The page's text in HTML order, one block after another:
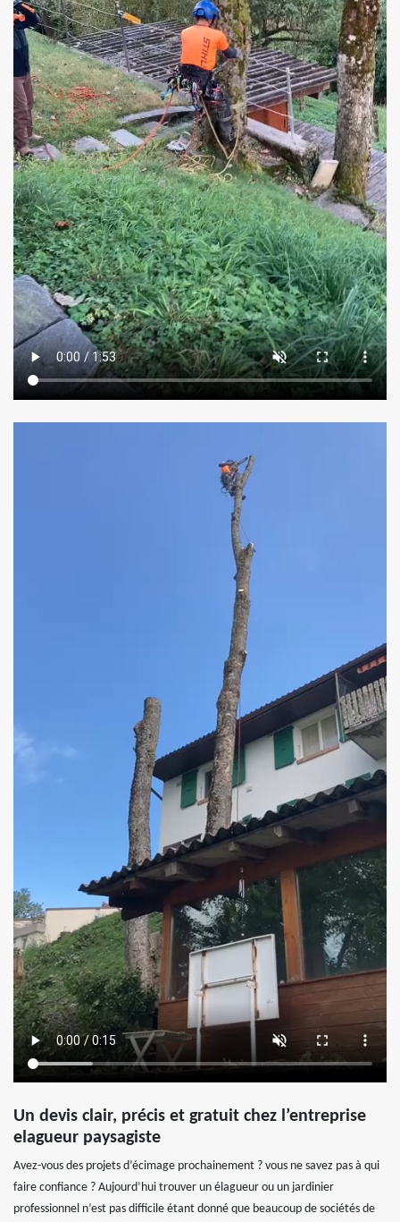
Un devis clair, précis et gratuit chez l’entreprise
elagueur paysagiste
Avez-vous des projets d’écimage prochainement ? vous ne savez pas à qui
faire confiance ? Aujourd’hui trouver un élagueur ou un jardinier
professionnel n’est pas difficile étant donné que beaucoup de sociétés de